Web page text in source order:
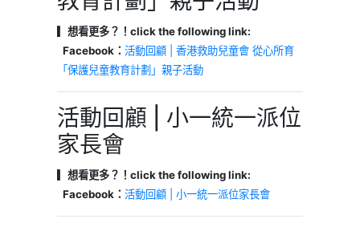
▎想看更多？！click the following link:
Facebook： 活動回顧 | 香港救助兒童會 從心所育
「保護兒童教育計劃」親子活動
活動回顧 | 小一統一派位
家長會
▎想看更多？！click the following link:
Facebook： 活動回顧 | 小一統一派位家長會